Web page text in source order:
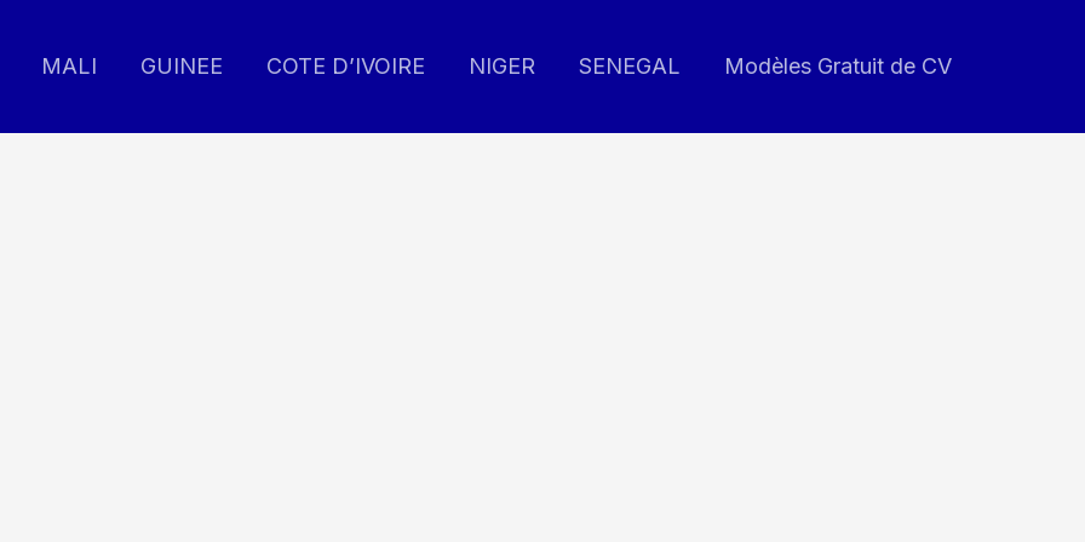
MALI GUINEE COTE D’IVOIRE NIGER SENEGAL Modèles Gratuit de CV